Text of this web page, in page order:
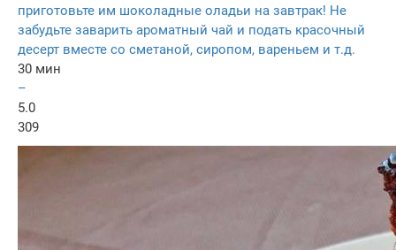
приготовьте им шоколадные оладьи на завтрак! Не
забудьте заварить ароматный чай и подать красочный
десерт вместе со сметаной, сиропом, вареньем и т.д.
30 мин
–
5.0
309